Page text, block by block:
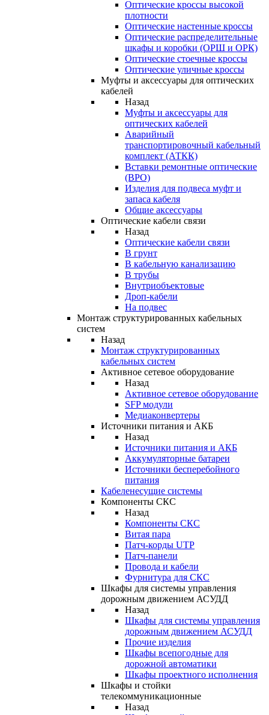
Оптические кроссы высокой
плотности
Оптические настенные кроссы
Оптические распределительные
шкафы и коробки (ОРШ и ОРК)
Оптические стоечные кроссы
Оптические уличные кроссы
Муфты и аксессуары для оптических
кабелей
Назад
Муфты и аксессуары для
оптических кабелей
Аварийный
транспортировочный кабельный
комплект (АТКК)
Вставки ремонтные оптические
(ВРО)
Изделия для подвеса муфт и
запаса кабеля
Общие аксессуары
Оптические кабели связи
Назад
Оптические кабели связи
В грунт
В кабельную канализацию
В трубы
Внутриобъектовые
Дроп-кабели
На подвес
Монтаж структурированных кабельных
систем
Назад
Монтаж структурированных
кабельных систем
Активное сетевое оборудование
Назад
Активное сетевое оборудование
SFP модули
Медиаконвертеры
Источники питания и АКБ
Назад
Источники питания и АКБ
Аккумуляторные батареи
Источники бесперебойного
питания
Кабеленесущие системы
Компоненты СКС
Назад
Компоненты СКС
Витая пара
Патч-корды UTP
Патч-панели
Провода и кабели
Фурнитура для СКС
Шкафы для системы управления
дорожным движением АСУДД
Назад
Шкафы для системы управления
дорожным движением АСУДД
Прочие изделия
Шкафы всепогодные для
дорожной автоматики
Шкафы проектного исполнения
Шкафы и стойки
телекоммуникационные
Назад